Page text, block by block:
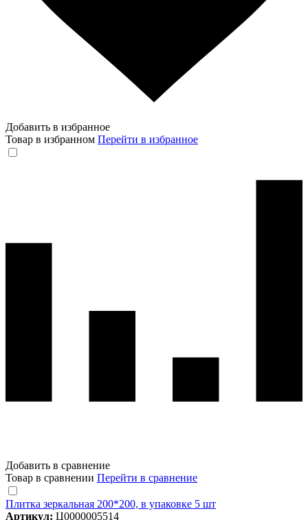
Добавить в избранное
Товар в избранном Перейти в избранное
Добавить в сравнение
Товар в сравнении Перейти в сравнение
Плитка зеркальная 200*200, в упаковке 5 шт
Артикул: Ц0000005514